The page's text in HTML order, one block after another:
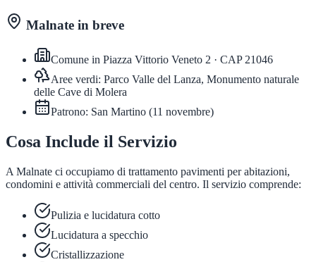
Malnate in breve
Comune in Piazza Vittorio Veneto 2 · CAP 21046
Aree verdi: Parco Valle del Lanza, Monumento naturale
delle Cave di Molera
Patrono: San Martino (11 novembre)
Cosa Include il Servizio
A Malnate ci occupiamo di trattamento pavimenti per abitazioni,
condomini e attività commerciali del centro. Il servizio comprende:
Pulizia e lucidatura cotto
Lucidatura a specchio
Cristallizzazione